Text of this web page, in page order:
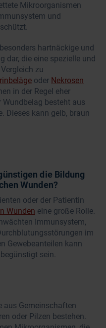
Mikroorganismen
und
hartnäckige und
dar, die eine spezielle und
zu
oder Nekrosen
in der Regel eher
besteht aus
Dieses kann gelb, braun
die Bildung
Wunden?
oder der Patientin
Wunden eine große Rolle.
Immunsystem,
im
Gewebeanteilen kann
sein.
aus Gemeinschaften
oder Pilzen bestehen.